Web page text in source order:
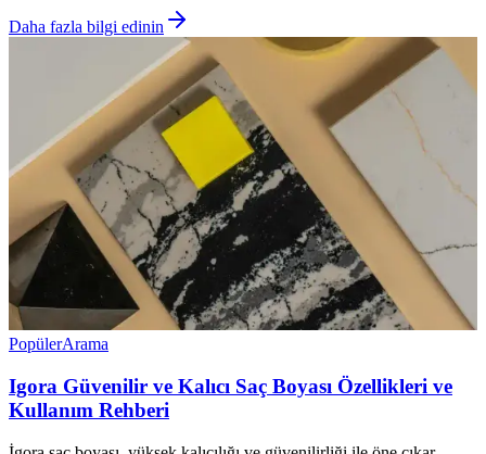
Daha fazla bilgi edinin
PopülerArama
Igora Güvenilir ve Kalıcı Saç Boyası Özellikleri ve
Kullanım Rehberi